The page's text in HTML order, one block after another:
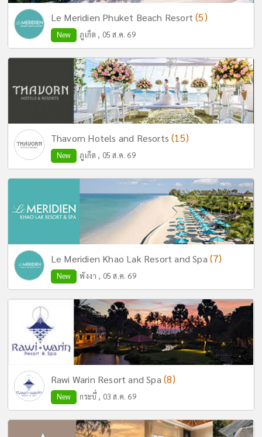
Le Meridien Phuket Beach Resort(5)
New ภูเก็ต , 05 ส.ค. 69
Thavorn Hotels and Resorts(15)
New ภูเก็ต , 05 ส.ค. 69
Le Meridien Khao Lak Resort and Spa (7)
New พังงา , 05 ส.ค. 69
Rawi Warin Resort and Spa (8)
New กระบี่ , 03 ส.ค. 69